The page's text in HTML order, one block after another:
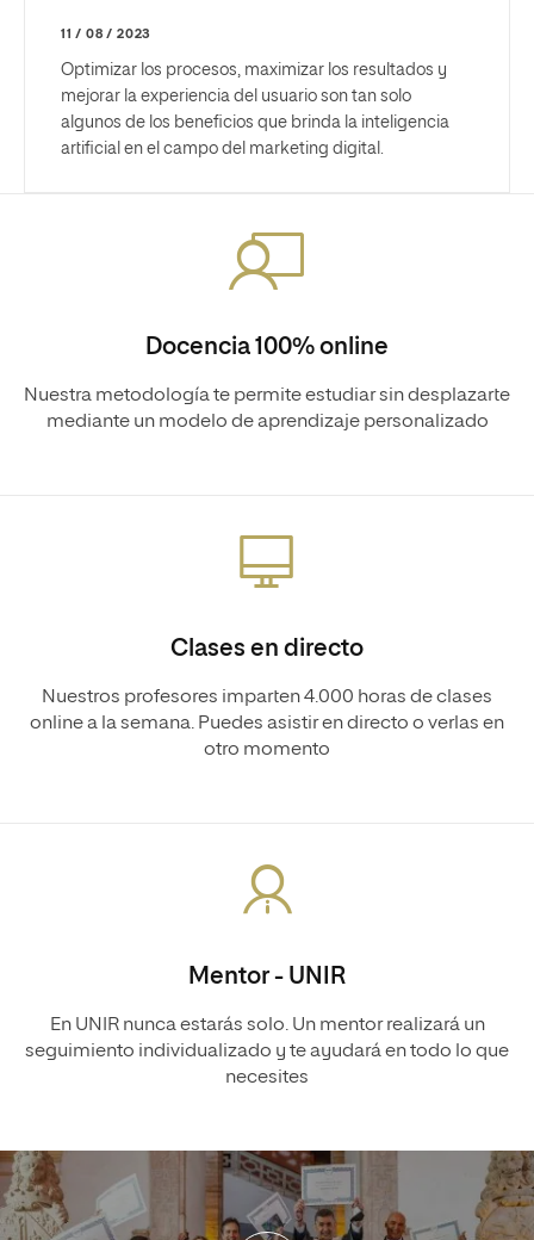
11 / 08 / 2023
Optimizar los procesos, maximizar los resultados y
mejorar la experiencia del usuario son tan solo
algunos de los beneficios que brinda la inteligencia
artificial en el campo del marketing digital.
Docencia 100% online
Nuestra metodología te permite estudiar sin desplazarte
mediante un modelo de aprendizaje personalizado
Clases en directo
Nuestros profesores imparten 4.000 horas de clases
online a la semana. Puedes asistir en directo o verlas en
otro momento
Mentor - UNIR
En UNIR nunca estarás solo. Un mentor realizará un
seguimiento individualizado y te ayudará en todo lo que
necesites